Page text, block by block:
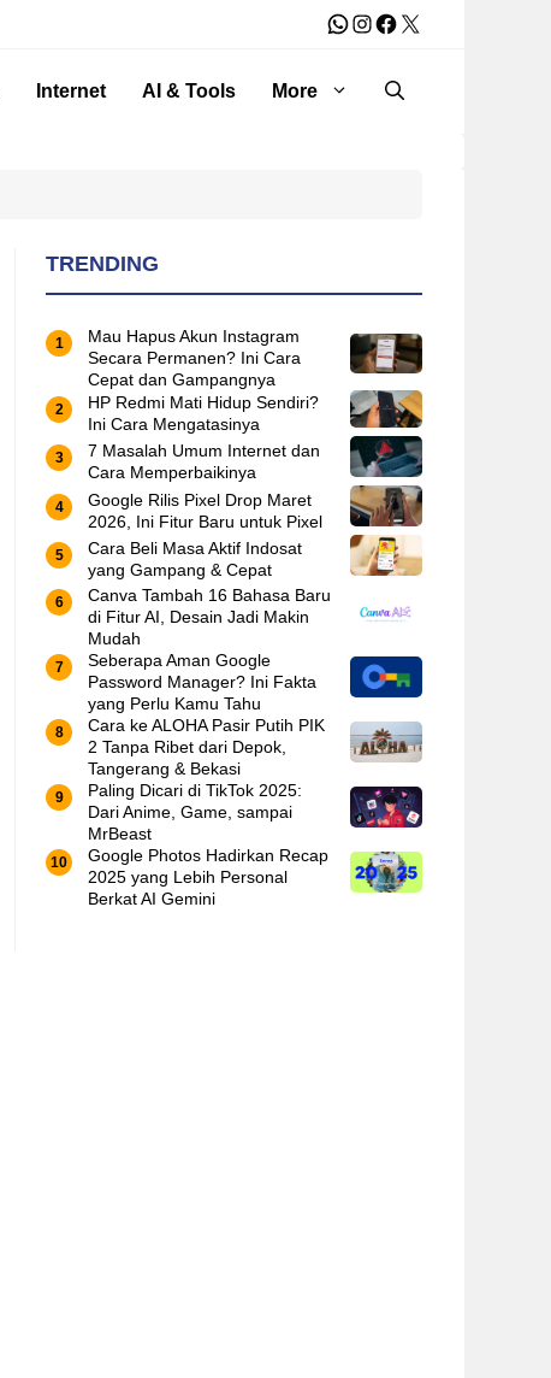
WhatsApp
Instagram
Facebook
X
Internet AI & Tools More
TRENDING
Mau Hapus Akun Instagram
Secara Permanen? Ini Cara
Cepat dan Gampangnya
HP Redmi Mati Hidup Sendiri?
Ini Cara Mengatasinya
7 Masalah Umum Internet dan
Cara Memperbaikinya
Google Rilis Pixel Drop Maret
2026, Ini Fitur Baru untuk Pixel
Cara Beli Masa Aktif Indosat
yang Gampang & Cepat
Canva Tambah 16 Bahasa Baru
di Fitur AI, Desain Jadi Makin
Mudah
Seberapa Aman Google
Password Manager? Ini Fakta
yang Perlu Kamu Tahu
Cara ke ALOHA Pasir Putih PIK
2 Tanpa Ribet dari Depok,
Tangerang & Bekasi
Paling Dicari di TikTok 2025:
Dari Anime, Game, sampai
MrBeast
Google Photos Hadirkan Recap
2025 yang Lebih Personal
Berkat AI Gemini